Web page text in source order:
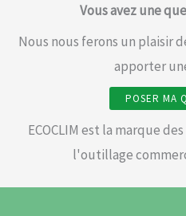
Vous avez une
Nous nous ferons un plaisir
apporter
POSER MA
ECOCLIM est la marque
l'outillage